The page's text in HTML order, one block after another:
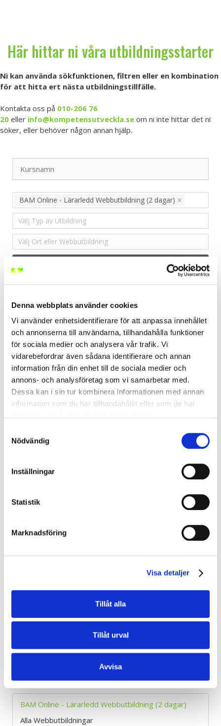
Denna webbplats använder cookies
Vi använder enhetsidentifierare för att anpassa innehållet
och annonserna till användarna, tillhandahålla funktioner
för sociala medier och analysera vår trafik. Vi
vidarebefordrar även sådana identifierare och annan
information från din enhet till de sociala medier och
annons- och analysföretag som vi samarbetar med.
Dessa kan i sin tur kombinera informationen med annan
information som du har tillhandahållit eller som de har
Nödvändig
Inställningar
Statistik
Marknadsföring
Visa detaljer
Tillåt alla
Tillåt urval
Avvisa
Här hittar ni våra utbildningsstarter
Ni kan använda sökfunktionen, filtren eller en kombination
för att hitta ert nästa utbildningstillfälle.
Kontakta oss på 010-206 76
20 eller info@kompetensutveckla.se om ni inte hittar det ni
söker, eller behöver någon annan hjälp.
BAM Online - Lärarledd Webbutbildning (2 dagar)
Välj Typ av Utbildning
Välj Ort eller Webbutbildning
BAM Online - Lärarledd Webbutbildning (2 dagar)
Alla Webbutbildningar
2026-08-12- 2026-08-13
7 500 kr exkl. moms
Boka
BAM Online - Lärarledd Webbutbildning (2 dagar)
2026-09-16
Boka
BAM Online - Lärarledd Webbutbildning (2 dagar)
2026-10-14- 2026-10-15
BAM Online - Lärarledd Webbutbildning (2 dagar)
Alla Webbutbildningar
- 2026-11-26
7 500 kr exkl. moms
BAM Online - Lärarledd Webbutbildning (2 dagar)
Alla Webbutbildningar